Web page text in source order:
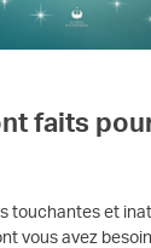
faits
touchantes et
vous avez